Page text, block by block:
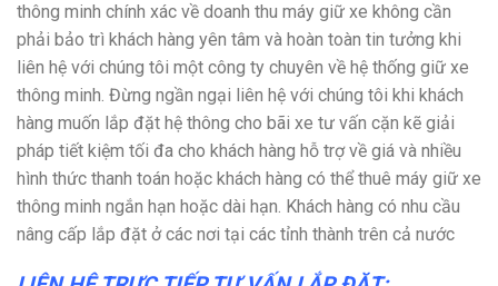
thông minh chính xác về doanh thu máy giữ xe không cần
phải bảo trì khách hàng yên tâm và hoàn toàn tin tưởng khi
liên hệ với chúng tôi một công ty chuyên về hệ thống giữ xe
thông minh. Đừng ngần ngại liên hệ với chúng tôi khi khách
hàng muốn lắp đặt hệ thông cho bãi xe tư vấn cặn kẽ giải
pháp tiết kiệm tối đa cho khách hàng hỗ trợ về giá và nhiều
hình thức thanh toán hoặc khách hàng có thể thuê máy giữ xe
thông minh ngắn hạn hoặc dài hạn. Khách hàng có nhu cầu
nâng cấp lắp đặt ở các nơi tại các tỉnh thành trên cả nước